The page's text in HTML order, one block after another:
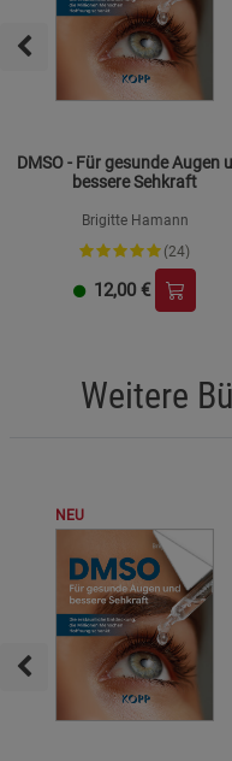
DMSO - Für gesunde Augen
bessere Sehkraft
Brigitte Hamann
(24)
12,00 €
Weitere
NEU